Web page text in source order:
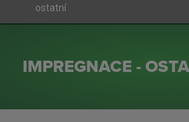
ostatní
IMPREGNACE -